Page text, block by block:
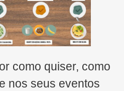
como quiser, como
nos seus eventos